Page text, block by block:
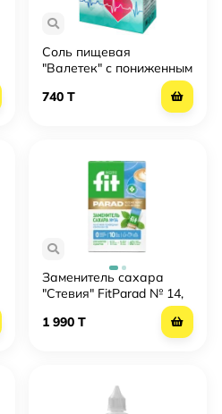
Соль пищевая
"Валетек" с пониженным
содержанием натрия
740 T
Заменитель сахара
"Стевия" FitParad № 14,
1 990 T